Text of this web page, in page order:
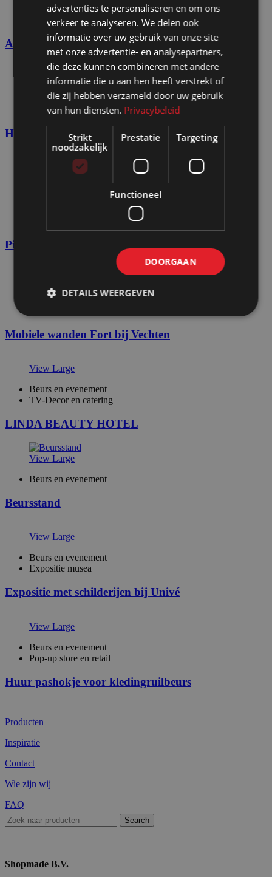
Beurs en evenement
Expositie musea
Art&Luxury Fair in Huis Ter Duin in Noordwijk
View Large
Beurs en evenement
TV-Decor en catering
Huur stemhokje
Pipe & Drape wanden
Beurs en evenement
Mobiele wanden Fort bij Vechten
View Large
Beurs en evenement
TV-Decor en catering
LINDA BEAUTY HOTEL
View Large
Beurs en evenement
Beursstand
View Large
Beurs en evenement
Expositie musea
Expositie met schilderijen bij Univé
View Large
Beurs en evenement
Pop-up store en retail
Huur pashokje voor kledingruilbeurs
Producten
Inspiratie
Contact
Wie zijn wij
FAQ
Search
Shopmade B.V.
advertenties te personaliseren en om ons
verkeer te analyseren. We delen ook
informatie over uw gebruik van onze site
met onze advertentie- en analysepartners,
die deze kunnen combineren met andere
informatie die u aan hen heeft verstrekt of
die zij hebben verzameld door uw gebruik
van hun diensten. Privacybeleid
Strikt
noodzakelijk
Prestatie Targeting
Functioneel
DOORGAAN
DETAILS WEERGEVEN